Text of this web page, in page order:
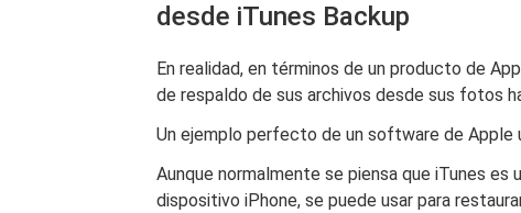
desde iTunes Backup
En realidad, en términos de un producto de
de respaldo de sus archivos desde sus fotos
Un ejemplo perfecto de un software de Apple
Aunque normalmente se piensa que iTunes
dispositivo iPhone, se puede usar para